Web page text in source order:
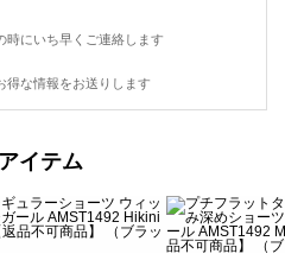
時にいち早くご連絡します
得な情報をお送りします
イテム